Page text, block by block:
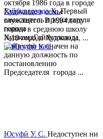
Гайбуллозода Х.Первый
заместитель председателя
города
ХуджандГайбуллозода
Хайрулло назначен на
данную должность по
постановлению
Председателя города ...
октября 1986 года в городе
Худжанде в семье
служащего. В 1994 году
пошел в среднюю школу
№18 города Худжанда, ...
Юсуфӣ У. C. Недоступен ни